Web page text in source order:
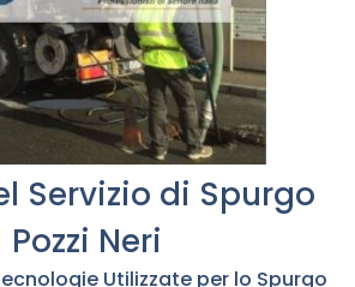
Servizio di Spurgo
Pozzi Neri
Utilizzate per lo Spurgo